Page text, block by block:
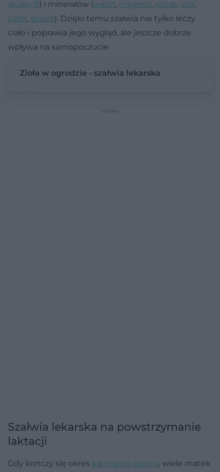
grupy B) i minerałów (wapń, magnez, potas, sód,
cynk, żelazo). Dzięki temu szałwia nie tylko leczy
ciało i poprawia jego wygląd, ale jeszcze dobrze
wpływa na samopoczucie.
Zioła w ogrodzie - szałwia lekarska
Szałwia lekarska na powstrzymanie
laktacji
Gdy kończy się okres karmienia piersią, wiele matek